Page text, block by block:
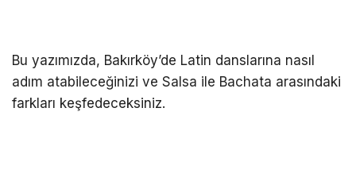
Bu yazımızda, Bakırköy’de Latin danslarına nasıl
adım atabileceğinizi ve Salsa ile Bachata arasındaki
farkları keşfedeceksiniz.